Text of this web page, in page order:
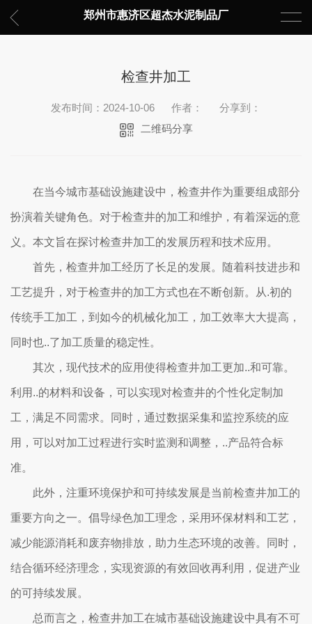
郑州市惠济区超杰水泥制品厂
检查井加工
发布时间：2024-10-06 作者：
分享到：
二维码分享
在当今城市基础设施建设中，检查井作为重要组成部分
扮演着关键角色。对于检查井的加工和维护，有着深远的意
义。本文旨在探讨检查井加工的发展历程和技术应用。
首先，检查井加工经历了长足的发展。随着科技进步和
工艺提升，对于检查井的加工方式也在不断创新。从.初的
传统手工加工，到如今的机械化加工，加工效率大大提高，
同时也..了加工质量的稳定性。
其次，现代技术的应用使得检查井加工更加..和可靠。
利用..的材料和设备，可以实现对检查井的个性化定制加
工，满足不同需求。同时，通过数据采集和监控系统的应
用，可以对加工过程进行实时监测和调整，..产品符合标
准。
此外，注重环境保护和可持续发展是当前检查井加工的
重要方向之一。倡导绿色加工理念，采用环保材料和工艺，
减少能源消耗和废弃物排放，助力生态环境的改善。同时，
结合循环经济理念，实现资源的有效回收再利用，促进产业
的可持续发展。
总而言之，检查井加工在城市基础设施建设中具有不可